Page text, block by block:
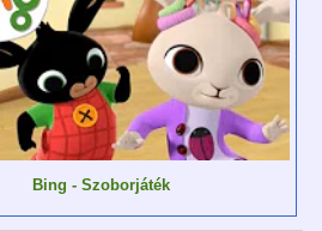
Bing - Szoborjáték